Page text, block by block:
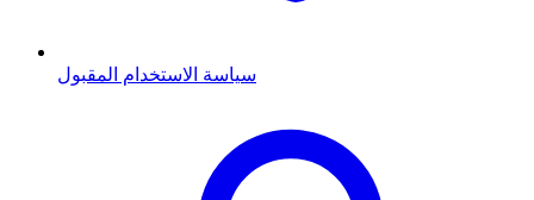
سياسة الاستخدام المقبول